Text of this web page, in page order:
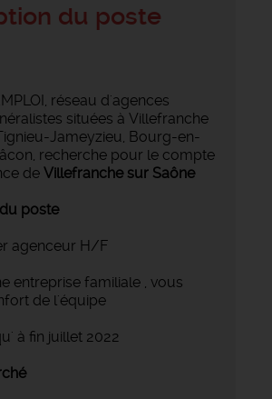
du poste
réseau d'agences
situées à Villefranche
Jameyzieu, Bourg-en-
recherche pour le compte
de Villefranche sur Saône
poste
agenceur H/F
entreprise familiale , vous
de l'équipe
à fin juillet 2022